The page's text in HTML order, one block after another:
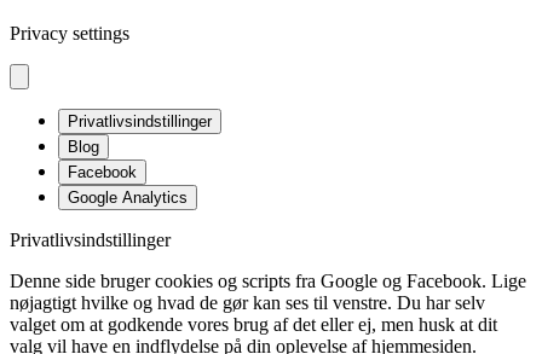
Privacy settings
Privatlivsindstillinger
Blog
Facebook
Google Analytics
Privatlivsindstillinger
Denne side bruger cookies og scripts fra Google og Facebook. Lige
nøjagtigt hvilke og hvad de gør kan ses til venstre. Du har selv
valget om at godkende vores brug af det eller ej, men husk at dit
valg vil have en indflydelse på din oplevelse af hjemmesiden.